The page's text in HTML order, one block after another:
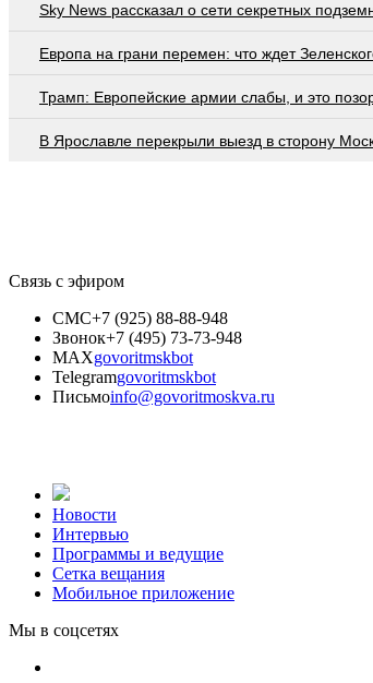
Sky News рассказал о сети секретных
Европа на грани перемен: что ждет
Трамп: Европейские армии слабы, и это
В Ярославле перекрыли выезд в сторону
Связь с эфиром
СМС+7 (925) 88-88-948
Звонок+7 (495) 73-73-948
MAXgovoritmskbot
Telegramgovoritmskbot
Письмоinfo@govoritmoskva.ru
Новости
Интервью
Программы и ведущие
Сетка вещания
Мобильное приложение
Мы в соцсетях